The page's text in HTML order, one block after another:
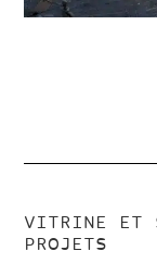
VITRINE ET
PROJETS